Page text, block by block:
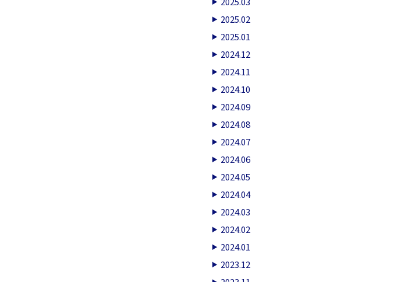
2025.02
2025.01
2024.12
2024.11
2024.10
2024.09
2024.08
2024.07
2024.06
2024.05
2024.04
2024.03
2024.02
2024.01
2023.12